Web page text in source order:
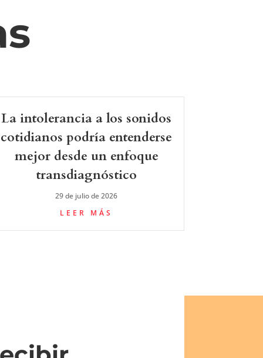
La intolerancia a los sonidos
cotidianos podría entenderse
mejor desde un enfoque
transdiagnóstico
29 de julio de 2026
LEER MÁS